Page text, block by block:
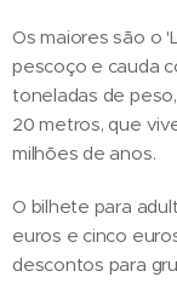
Os maiores são o
pescoço e cauda
toneladas de
20 metros, que
milhões de anos.
O bilhete para
euros e cinco
descontos para